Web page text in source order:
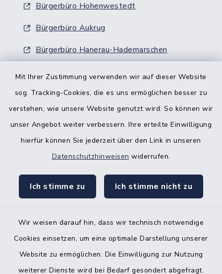
Mit Ihrer Zustimmung verwenden wir auf dieser Website
sog. Tracking-Cookies, die es uns ermöglichen besser zu
verstehen, wie unsere Website genutzt wird. So können wir
unser Angebot weiter verbessern. Ihre erteilte Einwilligung
hierfür können Sie jederzeit über den Link in unseren
Datenschutzhinweisen widerrufen.
Ich stimme zu Ich stimme nicht zu
Wir weisen darauf hin, dass wir technisch notwendige
Cookies einsetzen, um eine optimale Darstellung unserer
Website zu ermöglichen. Die Einwilligung zur Nutzung
weiterer Dienste wird bei Bedarf gesondert abgefragt.
Bürgerbüro Hohenwestedt
Bürgerbüro Aukrug
Bürgerbüro Hanerau-Hademarschen
Nebenstelle Padenstedt
KFZ-Zulassungsbehörde
Gleichstellungsbüro
Kontakt
Datenschutz
Impressum